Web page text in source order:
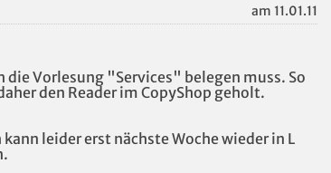
am 11.01.11
die Vorlesung "Services" belegen muss. So
den Reader im CopyShop geholt.
leider erst nächste Woche wieder in L